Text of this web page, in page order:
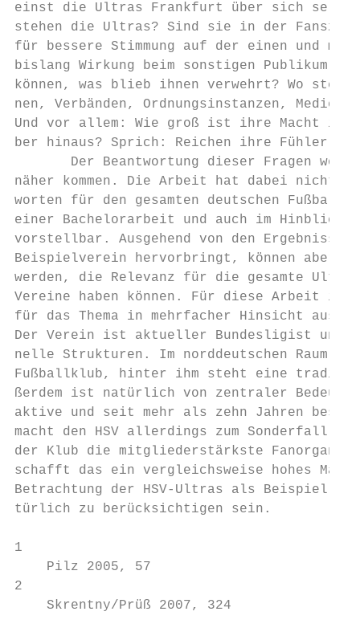
einst die Ultras Frankfurt über sich selbst
stehen die Ultras? Sind sie in der
für bessere Stimmung auf der einen und
bislang Wirkung beim sonstigen Publikum
können, was blieb ihnen verwehrt? Wo
nen, Verbänden, Ordnungsinstanzen,
Und vor allem: Wie groß ist ihre Macht in
ber hinaus? Sprich: Reichen ihre Fühler
Der Beantwortung dieser Fragen
näher kommen. Die Arbeit hat dabei nicht
worten für den gesamten deutschen
einer Bachelorarbeit und auch im Hinblick
vorstellbar. Ausgehend von den
Beispielverein hervorbringt, können aber
werden, die Relevanz für die gesamte
Vereine haben können. Für diese Arbeit ist
für das Thema in mehrfacher Hinsicht
Der Verein ist aktueller Bundesligist und
nelle Strukturen. Im norddeutschen Raum
Fußballklub, hinter ihm steht eine
ßerdem ist natürlich von zentraler
aktive und seit mehr als zehn Jahren
macht den HSV allerdings zum Sonderfall:
der Klub die mitgliederstärkste
schafft das ein vergleichsweise hohes Maß
Betrachtung der HSV‐Ultras als Beispiel
türlich zu berücksichtigen sein.
1
    Pilz 2005, 57
2
    Skrentny/Prüß 2007, 324